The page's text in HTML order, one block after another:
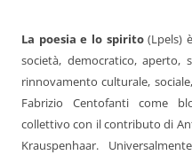
La poesia e lo spirito(Lpels)
società, democratico, aperto,
rinnovamento culturale,
Fabrizio Centofanti come
collettivo con il contributo di
Krauspenhaar.